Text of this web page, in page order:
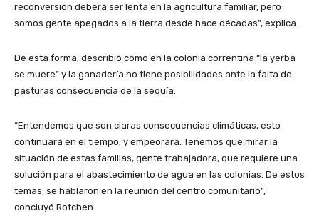
reconversión deberá ser lenta en la agricultura familiar, pero
somos gente apegados a la tierra desde hace décadas”, explica.
De esta forma, describió cómo en la colonia correntina “la yerba
se muere” y la ganadería no tiene posibilidades ante la falta de
pasturas consecuencia de la sequía.
“Entendemos que son claras consecuencias climáticas, esto
continuará en el tiempo, y empeorará. Tenemos que mirar la
situación de estas familias, gente trabajadora, que requiere una
solución para el abastecimiento de agua en las colonias. De estos
temas, se hablaron en la reunión del centro comunitario”,
concluyó Rotchen.